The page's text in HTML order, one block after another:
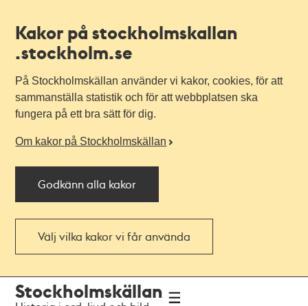
Kakor på stockholmskallan
.stockholm.se
På Stockholmskällan använder vi kakor, cookies, för att
sammanställa statistik och för att webbplatsen ska
fungera på ett bra sätt för dig.
Om kakor på Stockholmskällan
Godkänn alla kakor
Välj vilka kakor vi får använda
navigationen
huvudinnehållet
Stockholmskällan